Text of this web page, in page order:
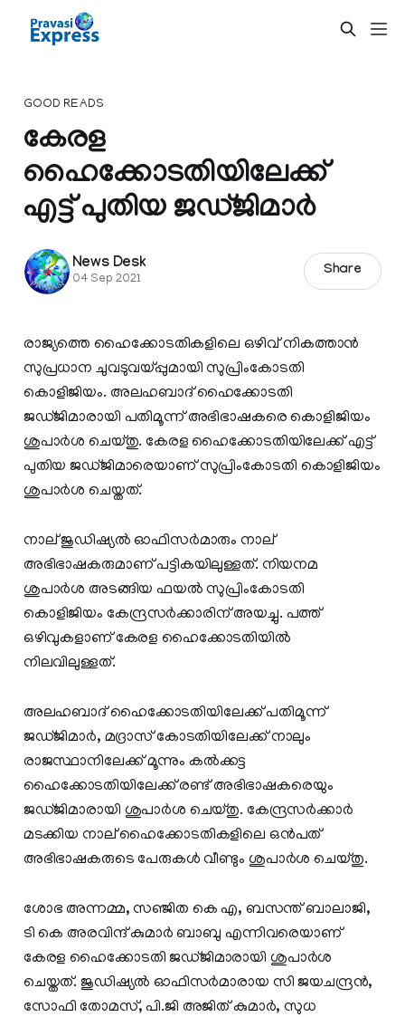
GOOD READS
കേരള
ഹൈക്കോടതിയിലേക്ക്
എട്ട് പുതിയ ജഡ്ജിമാര്‍
News Desk
04 Sep 2021
Share
രാജ്യത്തെ ഹൈക്കോടതികളിലെ ഒഴിവ് നികത്താന്‍
സുപ്രധാന ചുവടുവയ്പ്പുമായി സുപ്രിംകോടതി
കൊളിജിയം. അലഹബാദ് ഹൈക്കോടതി
ജഡ്ജിമാരായി പതിമൂന്ന് അഭിഭാഷകരെ കൊളിജിയം
ശുപാര്‍ശ ചെയ്തു. കേരള ഹൈക്കോടതിയിലേക്ക് എട്ട്
പുതിയ ജഡ്ജിമാരെയാണ് സുപ്രിംകോടതി കൊളിജിയം
ശുപാര്‍ശ ചെയ്തത്.
നാല് ജുഡിഷ്യല്‍ ഓഫിസര്‍മാരും നാല്
അഭിഭാഷകരുമാണ് പട്ടികയിലുള്ളത്. നിയനമ
ശുപാര്‍ശ അടങ്ങിയ ഫയല്‍ സുപ്രിംകോടതി
കൊളിജിയം കേന്ദ്രസര്‍ക്കാരിന് അയച്ചു. പത്ത്
ഒഴിവുകളാണ് കേരള ഹൈക്കോടതിയില്‍
നിലവിലുള്ളത്.
അലഹബാദ് ഹൈക്കോടതിയിലേക്ക് പതിമൂന്ന്
ജഡ്ജിമാര്‍, മദ്രാസ് കോടതിയിലേക്ക് നാലും
രാജസ്ഥാനിലേക്ക് മൂന്നും കല്‍ക്കട്ട
ഹൈക്കോടതിയിലേക്ക് രണ്ട് അഭിഭാഷകരെയും
ജഡ്ജിമാരായി ശുപാര്‍ശ ചെയ്തു. കേന്ദ്രസര്‍ക്കാര്‍
മടക്കിയ നാല് ഹൈക്കോടതികളിലെ ഒന്‍പത്
അഭിഭാഷകരുടെ പേരുകള്‍ വീണ്ടും ശുപാര്‍ശ ചെയ്തു.
ശോഭ അന്നമ്മ, സഞ്ജിത കെ എ, ബസന്ത് ബാലാജി,
ടി കെ അരവിന്ദ് കുമാര്‍ ബാബു എന്നിവരെയാണ്
കേരള ഹൈക്കോടതി ജഡ്ജിമാരായി ശുപാര്‍ശ
ചെയ്തത്. ജുഡിഷ്യല്‍ ഓഫിസര്‍മാരായ സി ജയചന്ദ്രന്‍,
സോഫി തോമസ്, പി.ജി അജിത് കുമാര്‍, സുധ